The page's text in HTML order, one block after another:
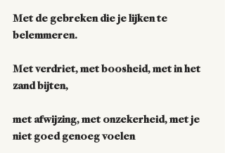
Met de gebreken die je lijken te
belemmeren.
Met verdriet, met boosheid, met in het
zand bijten,
met afwijzing, met onzekerheid, met je
niet goed genoeg voelen